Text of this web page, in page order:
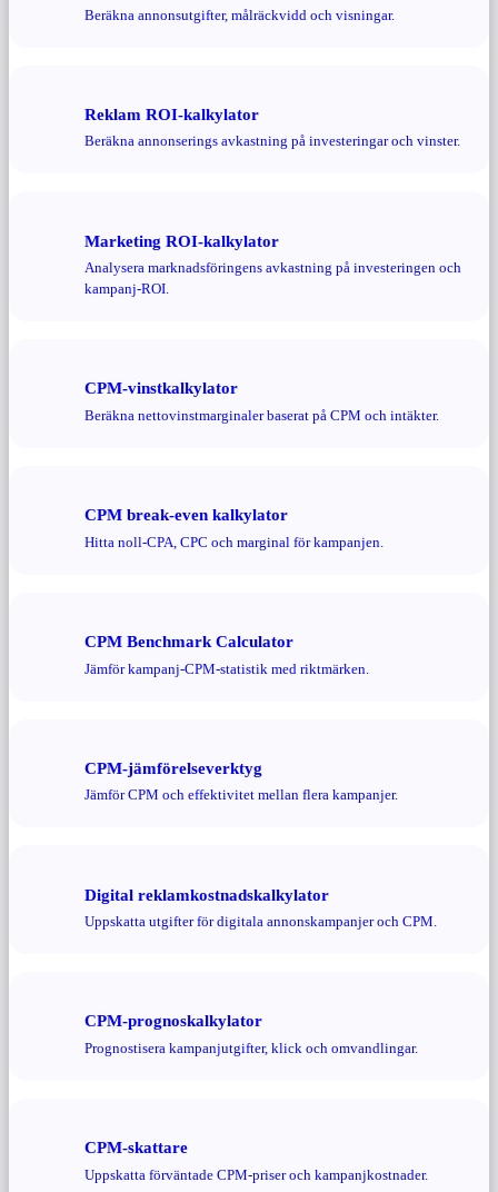
Beräkna annonsutgifter, målräckvidd och visningar.
Reklam ROI-kalkylator
Beräkna annonserings avkastning på investeringar och vinster.
Marketing ROI-kalkylator
Analysera marknadsföringens avkastning på investeringen och
kampanj-ROI.
CPM-vinstkalkylator
Beräkna nettovinstmarginaler baserat på CPM och intäkter.
CPM break-even kalkylator
Hitta noll-CPA, CPC och marginal för kampanjen.
CPM Benchmark Calculator
Jämför kampanj-CPM-statistik med riktmärken.
CPM-jämförelseverktyg
Jämför CPM och effektivitet mellan flera kampanjer.
Digital reklamkostnadskalkylator
Uppskatta utgifter för digitala annonskampanjer och CPM.
CPM-prognoskalkylator
Prognostisera kampanjutgifter, klick och omvandlingar.
CPM-skattare
Uppskatta förväntade CPM-priser och kampanjkostnader.